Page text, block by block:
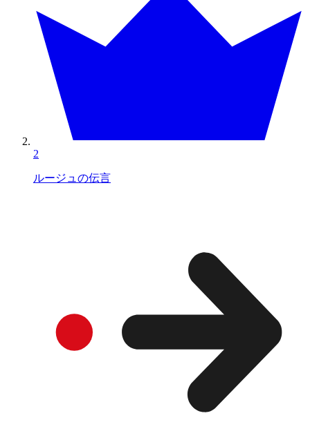
2
ルージュの伝言